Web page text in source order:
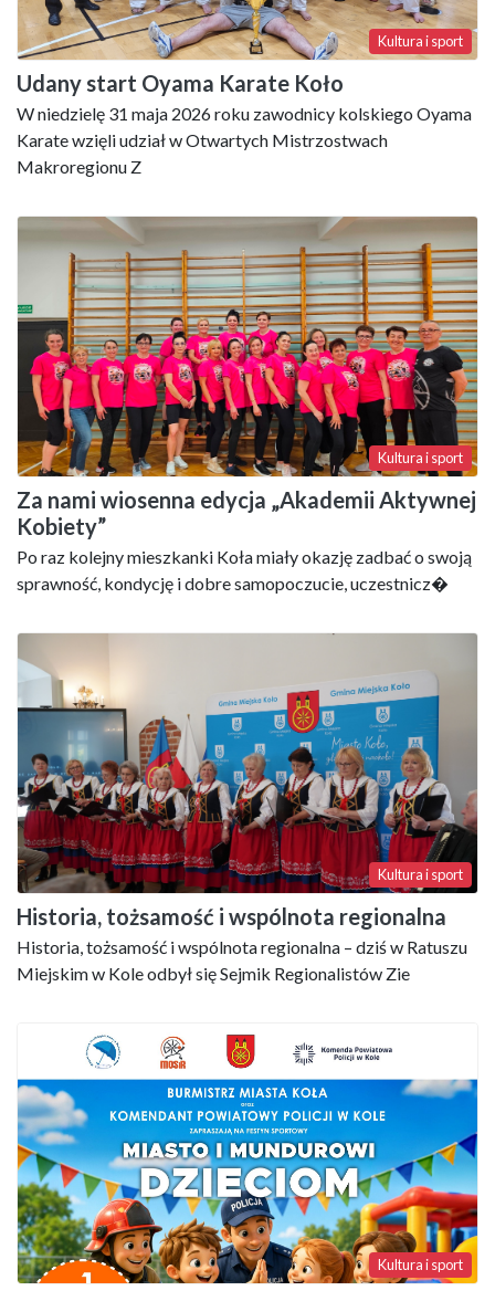
Kultura i sport
Udany start Oyama Karate Koło
W niedzielę 31 maja 2026 roku zawodnicy kolskiego Oyama
Karate wzięli udział w Otwartych Mistrzostwach
Makroregionu Z
Kultura i sport
Za nami wiosenna edycja „Akademii Aktywnej
Kobiety”
Po raz kolejny mieszkanki Koła miały okazję zadbać o swoją
sprawność, kondycję i dobre samopoczucie, uczestnicz�
Kultura i sport
Historia, tożsamość i wspólnota regionalna
Historia, tożsamość i wspólnota regionalna – dziś w Ratuszu
Miejskim w Kole odbył się Sejmik Regionalistów Zie
Kultura i sport